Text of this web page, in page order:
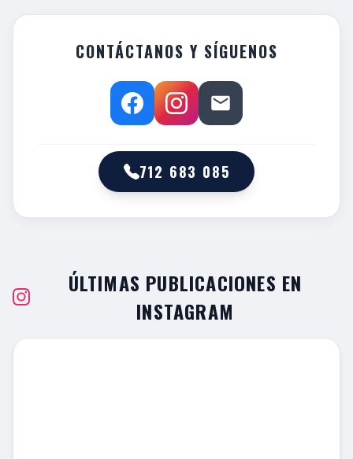
CONTÁCTANOS Y SÍGUENOS
712 683 085
ÚLTIMAS PUBLICACIONES EN
INSTAGRAM